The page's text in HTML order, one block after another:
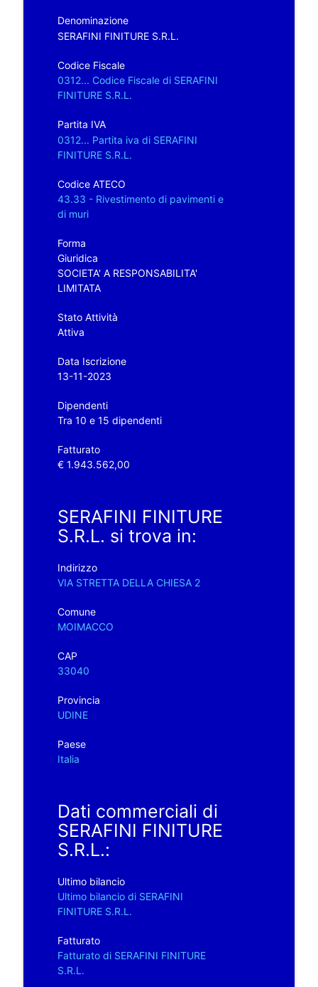
Denominazione
SERAFINI FINITURE S.R.L.
Codice Fiscale
0312... Codice Fiscale di SERAFINI
FINITURE S.R.L.
Partita IVA
0312... Partita iva di SERAFINI
FINITURE S.R.L.
Codice ATECO
43.33 - Rivestimento di pavimenti e
di muri
Forma
Giuridica
SOCIETA' A RESPONSABILITA'
LIMITATA
Stato Attività
Attiva
Data Iscrizione
13-11-2023
Dipendenti
Tra 10 e 15 dipendenti
Fatturato
€ 1.943.562,00
SERAFINI FINITURE
S.R.L. si trova in:
Indirizzo
VIA STRETTA DELLA CHIESA 2
Comune
MOIMACCO
CAP
33040
Provincia
UDINE
Paese
Italia
Dati commerciali di
SERAFINI FINITURE
S.R.L.:
Ultimo bilancio
Ultimo bilancio di SERAFINI
FINITURE S.R.L.
Fatturato
Fatturato di SERAFINI FINITURE
S.R.L.